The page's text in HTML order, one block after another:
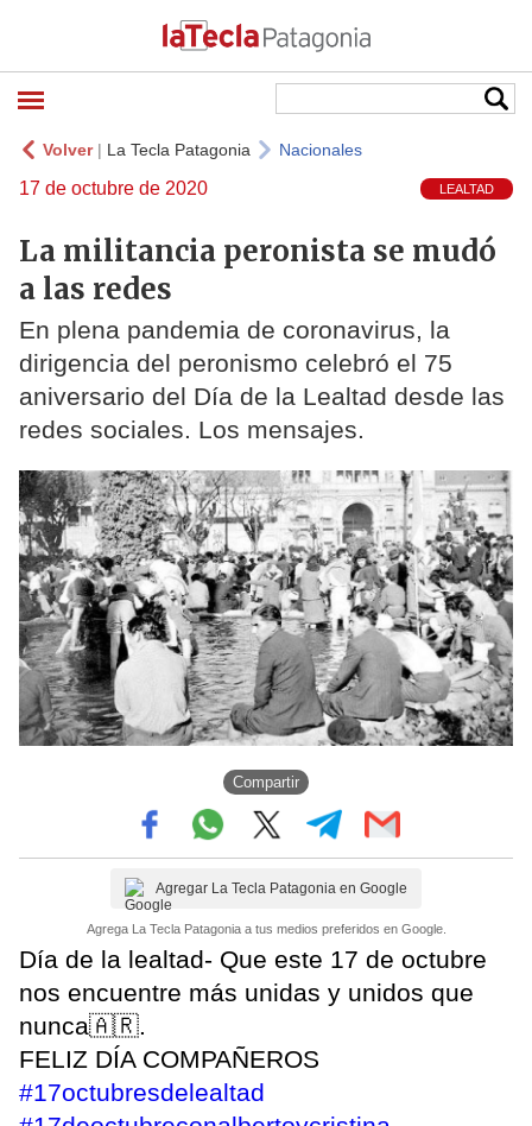
Volver| La Tecla Patagonia Nacionales
17 de octubre de 2020 LEALTAD
La militancia peronista se mudó
a las redes
En plena pandemia de coronavirus, la
dirigencia del peronismo celebró el 75
aniversario del Día de la Lealtad desde las
redes sociales. Los mensajes.
Compartir
Agregar La Tecla Patagonia en Google
Agrega La Tecla Patagonia a tus medios preferidos en Google.
Día de la lealtad- Que este 17 de octubre
nos encuentre más unidas y unidos que
nunca🇦🇷.
FELIZ DÍA COMPAÑEROS
#17octubresdelealtad